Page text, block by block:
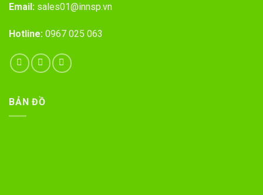
Email: sales01@innsp.vn
Hotline: 0967 025 063
BẢN ĐỒ